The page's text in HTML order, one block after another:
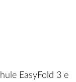
EasyFold 3 е